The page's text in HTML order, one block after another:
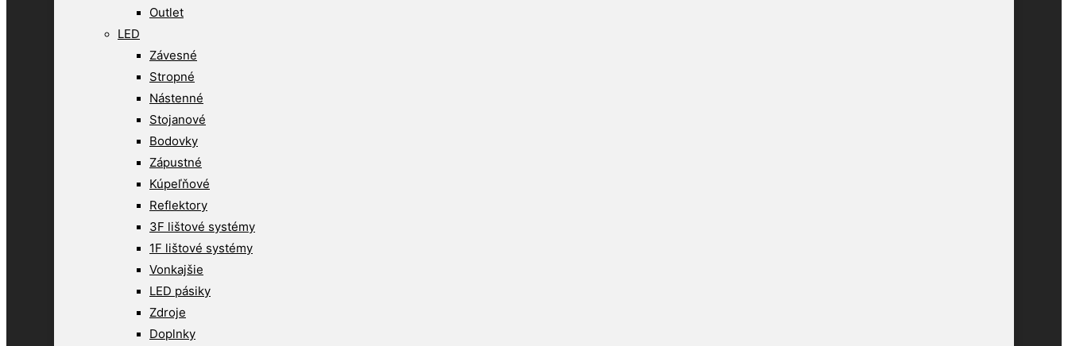
Outlet
LED
Závesné
Stropné
Nástenné
Stojanové
Bodovky
Zápustné
Kúpeľňové
Reflektory
3F lištové systémy
1F lištové systémy
Vonkajšie
LED pásiky
Zdroje
Doplnky